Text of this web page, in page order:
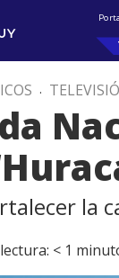
.
la
< 1